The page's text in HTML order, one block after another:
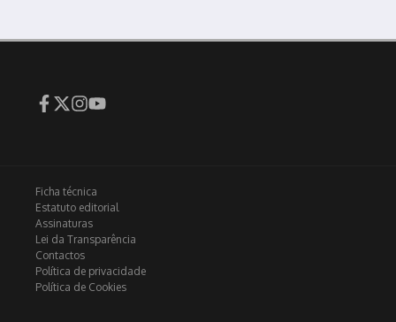
Ficha técnica
Estatuto editorial
Assinaturas
Lei da Transparência
Contactos
Política de privacidade
Política de Cookies